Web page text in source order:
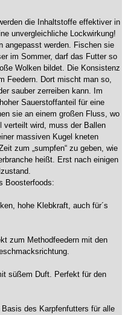
die Inhaltstoffe effektiver in
unvergleichliche Lockwirkung!
angepasst werden. Fischen sie
im Sommer, darf das Futter so
Wolken bildet. Die Konsistenz
Feedern. Dort mischt man so,
sauber zerreiben kann. Im
Sauerstoffanteil für eine
sie an einem großen Fluss, wo
verteilt wird, muss der Ballen
massiven Kugel kneten
zum „sumpfen“ zu geben, wie
heißt. Erst nach einigen
Boosterfoods:
hohe Klebkraft, auch für´s
zum Methodfeedern mit den
süßem Duft. Perfekt für den
des Karpfenfutters für alle